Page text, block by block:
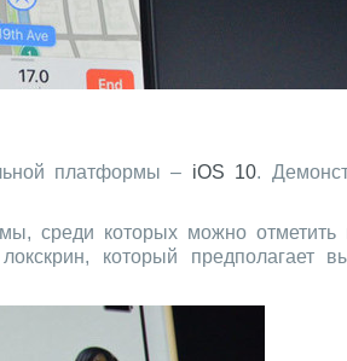
платформы – iOS 10.
среди которых можно
который предполагает